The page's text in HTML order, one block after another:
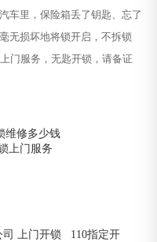
车里，保险箱丢了钥匙、忘了
无损坏地将锁开启，不拆锁
门服务，无匙开锁，请备证
维修多少钱
上门服务
上门开锁
110指定开